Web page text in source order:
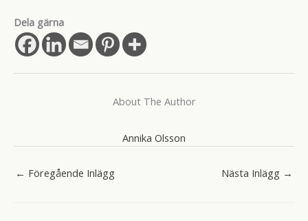
Dela gärna
About The Author
Annika Olsson
← Föregående Inlägg Nästa Inlägg →